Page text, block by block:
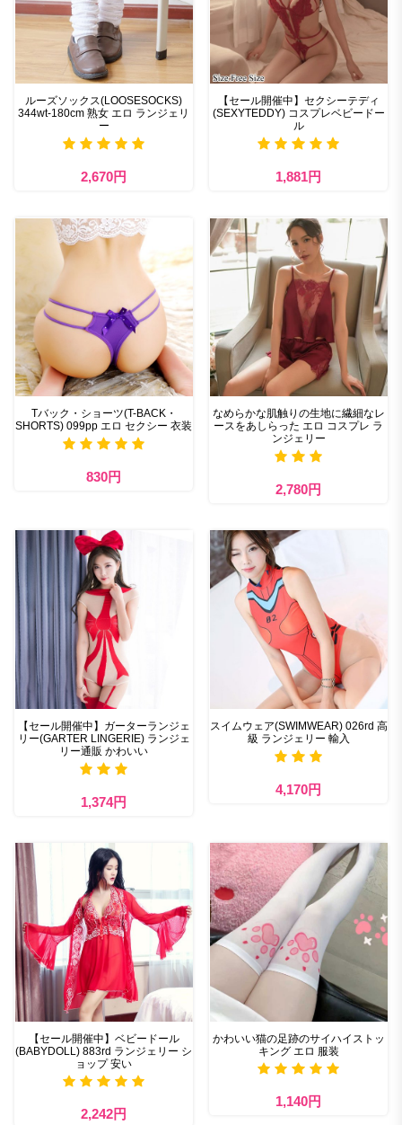
ルーズソックス(LOOSESOCKS)
344wt-180cm 熟女 エロ ランジェリ
ー
2,670円
【セール開催中】セクシーテディ
(SEXYTEDDY) コスプレベビードー
ル
1,881円
Tバック・ショーツ(T-BACK・
SHORTS) 099pp エロ セクシー 衣装
830円
なめらかな肌触りの生地に繊細なレ
ースをあしらった エロ コスプレ ラ
ンジェリー
2,780円
【セール開催中】ガーターランジェ
リー(GARTER LINGERIE) ランジェ
リー通販 かわいい
1,374円
スイムウェア(SWIMWEAR) 026rd 高
級 ランジェリー 輸入
4,170円
【セール開催中】ベビードール
(BABYDOLL) 883rd ランジェリー シ
ョップ 安い
2,242円
かわいい猫の足跡のサイハイストッ
キング エロ 服装
1,140円